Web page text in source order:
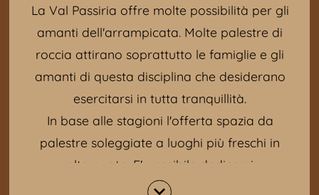
La Val Passiria offre molte possibilità per gli
amanti dell'arrampicata. Molte palestre di
roccia attirano soprattutto le famiglie e gli
amanti di questa disciplina che desiderano
esercitarsi in tutta tranquillità.
In base alle stagioni l'offerta spazia da
palestre soleggiate a luoghi più freschi in
alta quota. E' possibile dedicarsi
all'arrampicata anche quando il tempo non